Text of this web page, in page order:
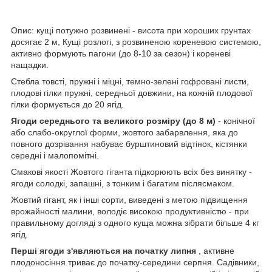
Опис: кущі потужно розвинені - висота при хороших грунтах
досягає 2 м, Кущі розлогі, з розвиненою кореневою системою,
активно формують пагони (до 8-10 за сезон) і кореневі
нащадки.
Стебла товсті, пружні і міцні, темно-зелені гофровані листи,
плодові гілки пружні, середньої довжини, на кожній плодової
гілки формується до 20 ягід.
Ягоди середнього та великого розміру (до 8 м) - конічної
або слабо-округлої форми, жовтого забарвлення, яка до
повного дозрівання набуває бурштиновий відтінок, кістянки
середні і малопомітні.
Смакові якості Жовтого гіганта підкорюють всіх без винятку -
ягоди солодкі, запашні, з тонким і багатим післясмаком.
Жовтий гігант, як і інші сорти, виведені з метою підвищення
врожайності малини, володіє високою продуктивністю - при
правильному догляді з одного куща можна зібрати більше 4 кг
ягід.
Перші ягоди з'являються на початку липня , активне
плодоносіння триває до початку-середини серпня. Садівники,